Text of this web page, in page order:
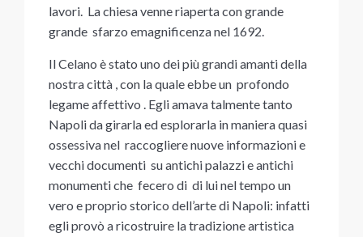
lavori. La chiesa venne riaperta con grande
grande sfarzo emagnificenza nel 1692.
Il Celano è stato uno dei più grandi amanti della
nostra città , con la quale ebbe un profondo
legame affettivo . Egli amava talmente tanto
Napoli da girarla ed esplorarla in maniera quasi
ossessiva nel raccogliere nuove informazioni e
vecchi documenti su antichi palazzi e antichi
monumenti che fecero di di lui nel tempo un
vero e proprio storico dell’arte di Napoli: infatti
egli provò a ricostruire la tradizione artistica